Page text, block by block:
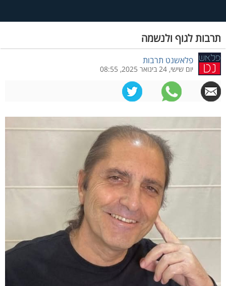
תרבות לגוף ולנשמה
פלאשנט תרבות
יום שישי, 24 בינואר 2025, 08:55